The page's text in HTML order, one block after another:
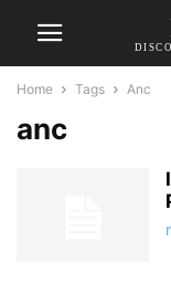
Home Tags Anc
anc